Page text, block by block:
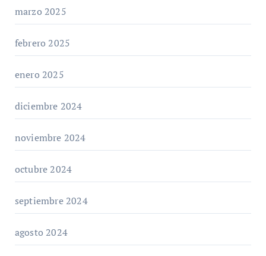
marzo 2025
febrero 2025
enero 2025
diciembre 2024
noviembre 2024
octubre 2024
septiembre 2024
agosto 2024